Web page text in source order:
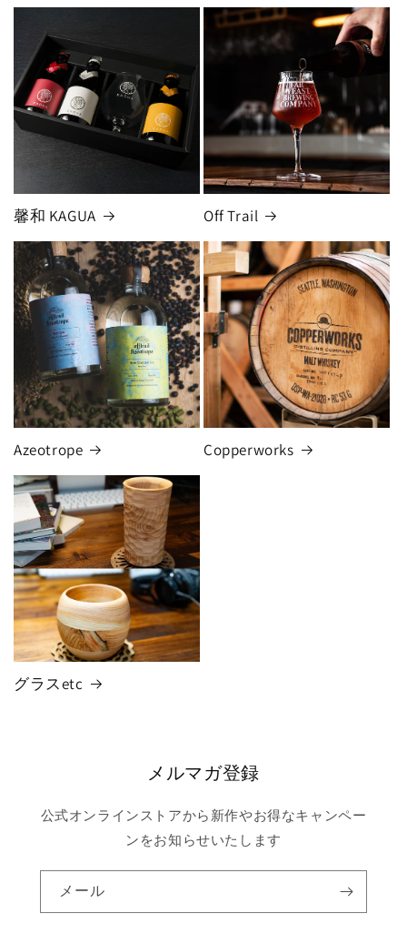
馨和 KAGUA Off Trail
Azeotrope Copperworks
グラスetc
メルマガ登録
公式オンラインストアから新作やお得なキャンペー
ンをお知らせいたします
メール